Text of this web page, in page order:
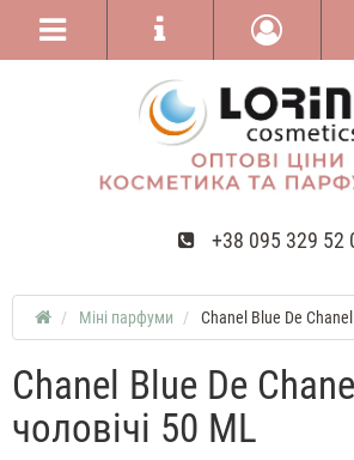
+38 095 329 52
Міні парфуми Chanel Blue De Chanel
Chanel Blue De
чоловічі 50 ML